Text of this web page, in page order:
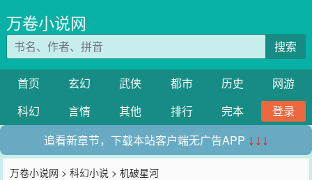
万卷小说网
搜索
首页 玄幻 武侠 都市 历史
网游
科幻
言情 其他 排行 完本
登录
追看新章节，下载本站客户端无广告APP ↓↓↓
万卷小说网 >科幻小说 > 机破星河